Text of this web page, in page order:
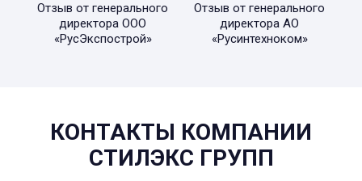
Отзыв от генерального
директора ООО
«РусЭкспострой»
Отзыв от генерального
директора АО
«Русинтехноком»
КОНТАКТЫ КОМПАНИИ
СТИЛЭКС ГРУПП